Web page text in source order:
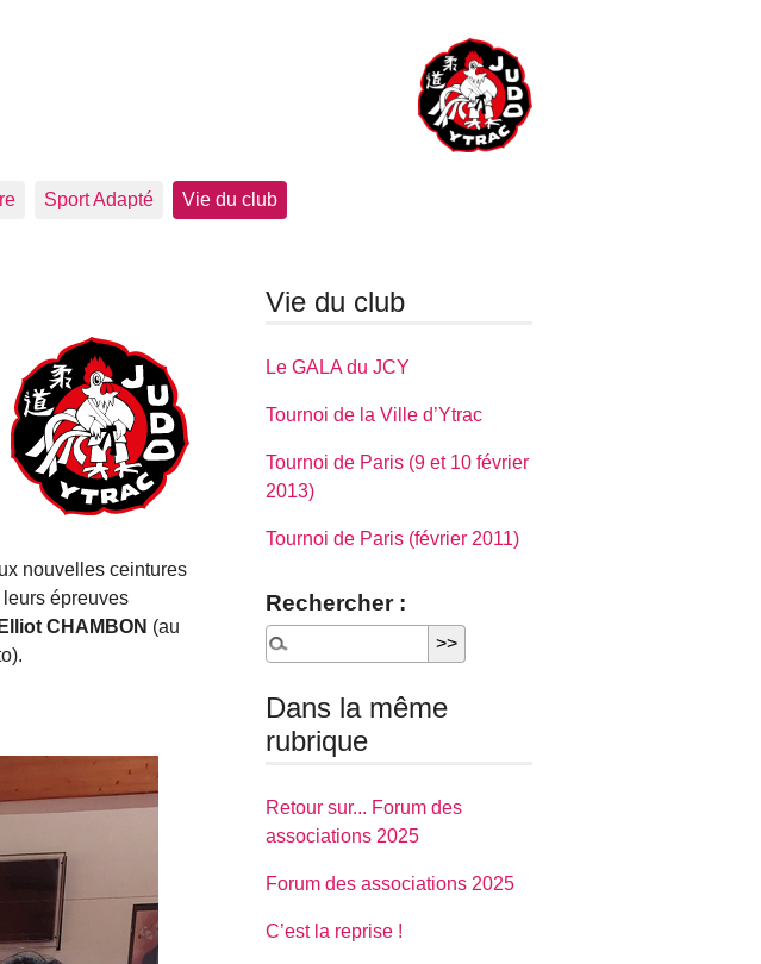
Sport Adapté Vie du club
nouvelles ceintures
épreuves
Elliot CHAMBON (au
Vie du club
Le GALA du JCY
Tournoi de la Ville d’Ytrac
Tournoi de Paris (9 et 10 février
2013)
Tournoi de Paris (février 2011)
Rechercher :
Dans la même
rubrique
Retour sur... Forum des
associations 2025
Forum des associations 2025
C’est la reprise !